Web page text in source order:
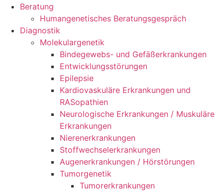
Beratung
Humangenetisches Beratungsgespräch
Diagnostik
Molekulargenetik
Bindegewebs- und Gefäßerkrankungen
Entwicklungsstörungen
Epilepsie
Kardiovaskuläre Erkrankungen und
RASopathien
Neurologische Erkrankungen / Muskuläre
Erkrankungen
Nierenerkrankungen
Stoffwechselerkrankungen
Augenerkrankungen / Hörstörungen
Tumorgenetik
Tumorerkrankungen